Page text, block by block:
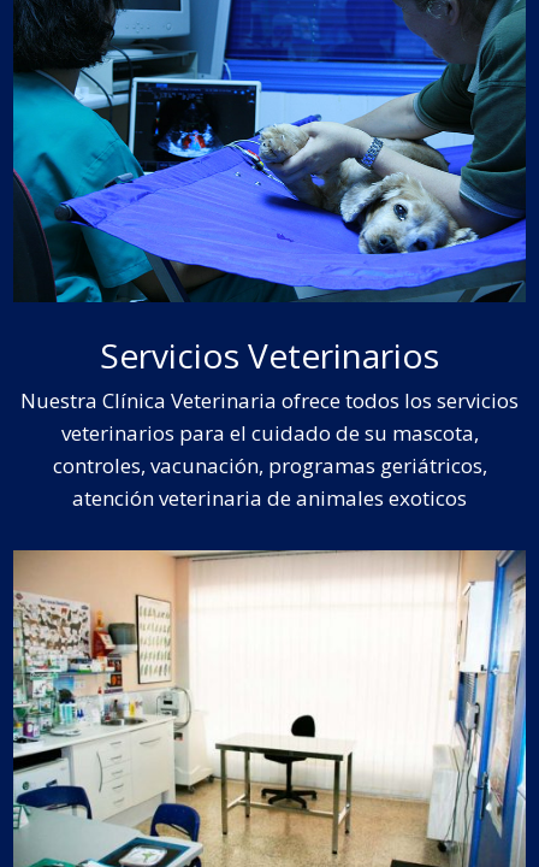
Servicios Veterinarios
Nuestra Clínica Veterinaria ofrece todos los servicios
veterinarios para el cuidado de su mascota,
controles, vacunación, programas geriátricos,
atención veterinaria de animales exoticos